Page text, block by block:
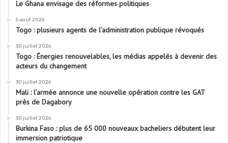
Le Ghana envisage des réformes politiques
5 août 2026
Togo : plusieurs agents de l’administration publique révoqués
30 juillet 2026
Togo : Énergies renouvelables, les médias appelés à devenir des
acteurs du changement
30 juillet 2026
Mali : l’armée annonce une nouvelle opération contre les GAT
près de Dagabory
30 juillet 2026
Burkina Faso : plus de 65 000 nouveaux bacheliers débutent leur
immersion patriotique